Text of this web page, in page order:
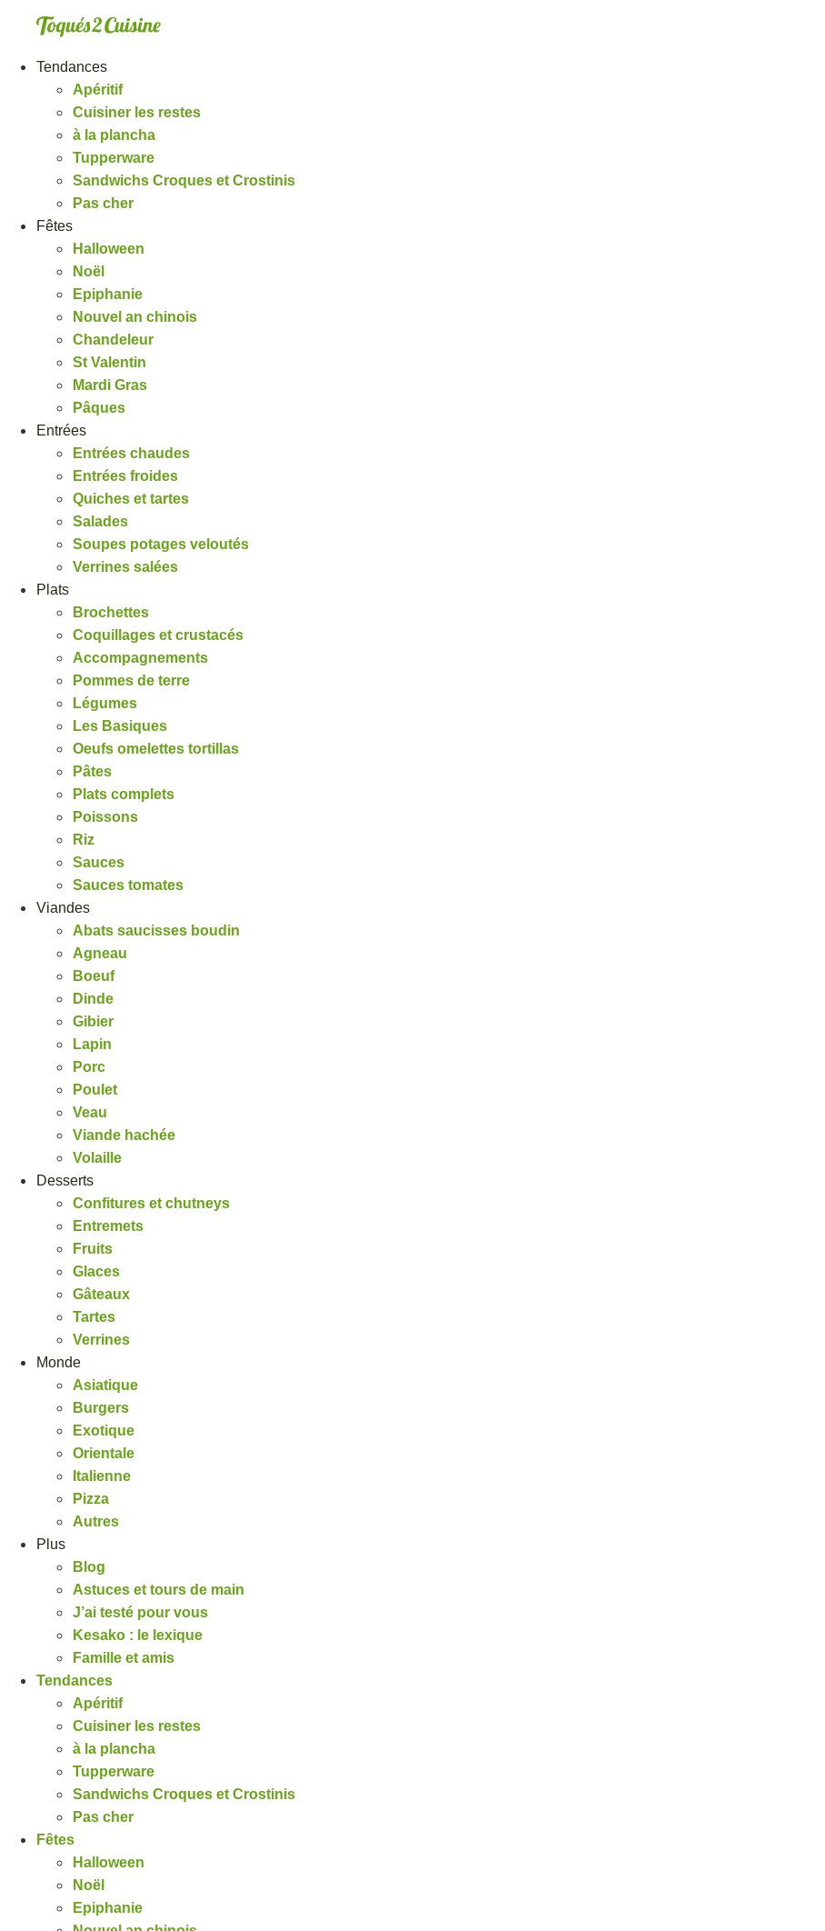
Tendances
Apéritif
Cuisiner les restes
à la plancha
Tupperware
Sandwichs Croques et Crostinis
Pas cher
Fêtes
Halloween
Noël
Epiphanie
Nouvel an chinois
Chandeleur
St Valentin
Mardi Gras
Pâques
Entrées
Entrées chaudes
Entrées froides
Quiches et tartes
Salades
Soupes potages veloutés
Verrines salées
Plats
Brochettes
Coquillages et crustacés
Accompagnements
Pommes de terre
Légumes
Les Basiques
Oeufs omelettes tortillas
Pâtes
Plats complets
Poissons
Riz
Sauces
Sauces tomates
Viandes
Abats saucisses boudin
Agneau
Boeuf
Dinde
Gibier
Lapin
Porc
Poulet
Veau
Viande hachée
Volaille
Desserts
Confitures et chutneys
Entremets
Fruits
Glaces
Gâteaux
Tartes
Verrines
Monde
Asiatique
Burgers
Exotique
Orientale
Italienne
Pizza
Autres
Plus
Blog
Astuces et tours de main
J’ai testé pour vous
Kesako : le lexique
Famille et amis
Tendances
Apéritif
Cuisiner les restes
à la plancha
Tupperware
Sandwichs Croques et Crostinis
Pas cher
Fêtes
Halloween
Noël
Epiphanie